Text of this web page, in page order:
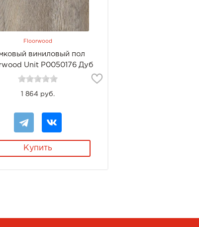
Floorwood
виниловый пол
Unit Р0050176 Дуб
Фолио
1 864 руб.
Купить